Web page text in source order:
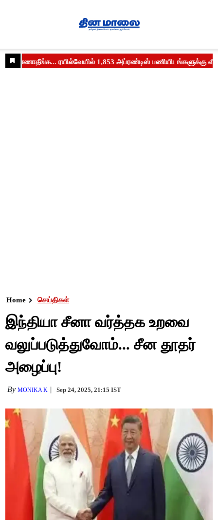
Home செய்திகள்
இந்தியா சீனா வர்த்தக உறவை
வலுப்படுத்துவோம்... சீன தூதர்
அழைப்பு!
ByMONIKA K Sep 24, 2025, 21:15 IST